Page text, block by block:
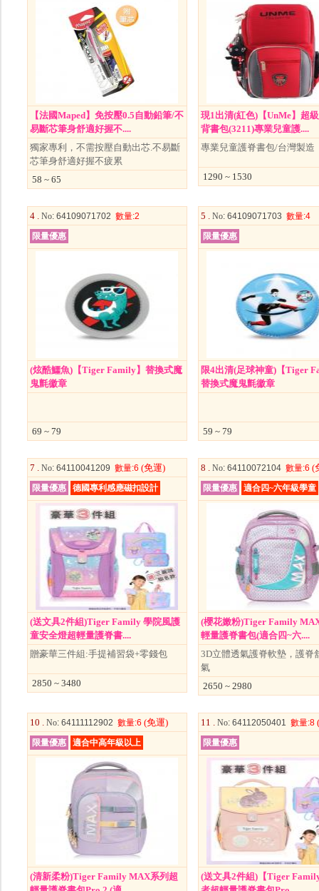
【法國Maped】免按壓0.5自動鉛筆/不
易斷芯筆身舒適好握不....
獨家專利，不需按壓自動出芯.不易斷
芯筆身舒適好握不疲累
58 ~ 65
現1出清(紅色)【UnMe】超
背書包(3211)專業兒童護....
專業兒童護脊書包/台灣製造
1290 ~ 1530
4 . No: 64109071702 數量:2
限量優惠
(炫酷鱷魚)【Tiger Family】替換式魔
鬼氈徽章
69 ~ 79
5 . No: 64109071703 數量:4
限量優惠
限4出清(足球神童)【Tiger
替換式魔鬼氈徽章
59 ~ 79
7 . No: 64110041209 數量:6 (免運)
限量優惠 德國專利感應磁扣設計
(送文具2件組)Tiger Family 學院風護
童安全燈超輕量護脊書....
贈豪華三件組:手提補習袋+零錢包
2850 ~ 3480
8 . No: 64110072104 數量:6 (
限量優惠 適合四~六年級學童
(櫻花嫩粉)Tiger Family
輕量護脊書包(適合四~六....
3D立體透氣護脊軟墊，護脊
氣
2650 ~ 2980
10 . No: 64111112902 數量:6 (免運)
限量優惠 適合中高年級以上
(清新柔粉)Tiger Family MAX系列超
11 . No: 64112050401 數量:8
限量優惠
(送文具2件組)【Tiger